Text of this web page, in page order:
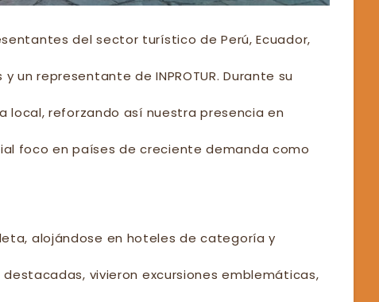
del sector turístico de Perú, Ecuador,
un representante de INPROTUR. Durante su
reforzando así nuestra presencia en
foco en países de creciente demanda como
alojándose en hoteles de categoría y
vivieron excursiones emblemáticas,